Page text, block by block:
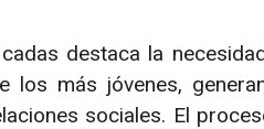
destaca la
los más jóvenes,
sociales. El